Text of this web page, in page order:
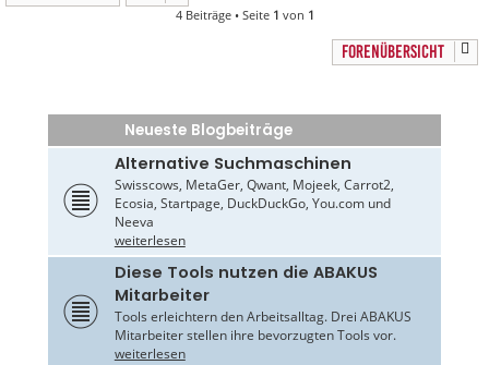
4 Beiträge • Seite 1 von 1
FORENÜBERSICHT
Neueste Blogbeiträge
Alternative Suchmaschinen
Swisscows, MetaGer, Qwant, Mojeek, Carrot2,
Ecosia, Startpage, DuckDuckGo, You.com und
Neeva
weiterlesen
Diese Tools nutzen die ABAKUS
Mitarbeiter
Tools erleichtern den Arbeitsalltag. Drei ABAKUS
Mitarbeiter stellen ihre bevorzugten Tools vor.
weiterlesen